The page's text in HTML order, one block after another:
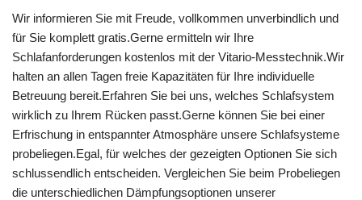
Wir informieren Sie mit Freude, vollkommen unverbindlich und
für Sie komplett gratis.Gerne ermitteln wir Ihre
Schlafanforderungen kostenlos mit der Vitario-Messtechnik.Wir
halten an allen Tagen freie Kapazitäten für Ihre individuelle
Betreuung bereit.Erfahren Sie bei uns, welches Schlafsystem
wirklich zu Ihrem Rücken passt.Gerne können Sie bei einer
Erfrischung in entspannter Atmosphäre unsere Schlafsysteme
probeliegen.Egal, für welches der gezeigten Optionen Sie sich
schlussendlich entscheiden. Vergleichen Sie beim Probeliegen
die unterschiedlichen Dämpfungsoptionen unserer